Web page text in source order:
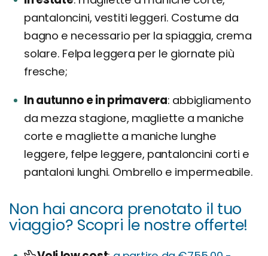
pantaloncini, vestiti leggeri. Costume da
bagno e necessario per la spiaggia, crema
solare. Felpa leggera per le giornate più
fresche;
In autunno e in primavera abbigliamento
da mezza stagione, magliette a maniche
corte e magliette a maniche lunghe
leggere, felpe leggere, pantaloncini corti e
pantaloni lunghi. Ombrello e impermeabile.
Non hai ancora prenotato il tuo
viaggio? Scopri le nostre offerte!